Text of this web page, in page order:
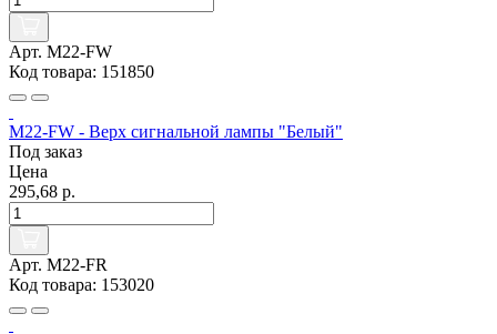
Арт. M22-FW
Код товара: 151850
M22-FW - Верх сигнальной лампы "Белый"
Под заказ
Цена
295,68 р.
Арт. M22-FR
Код товара: 153020